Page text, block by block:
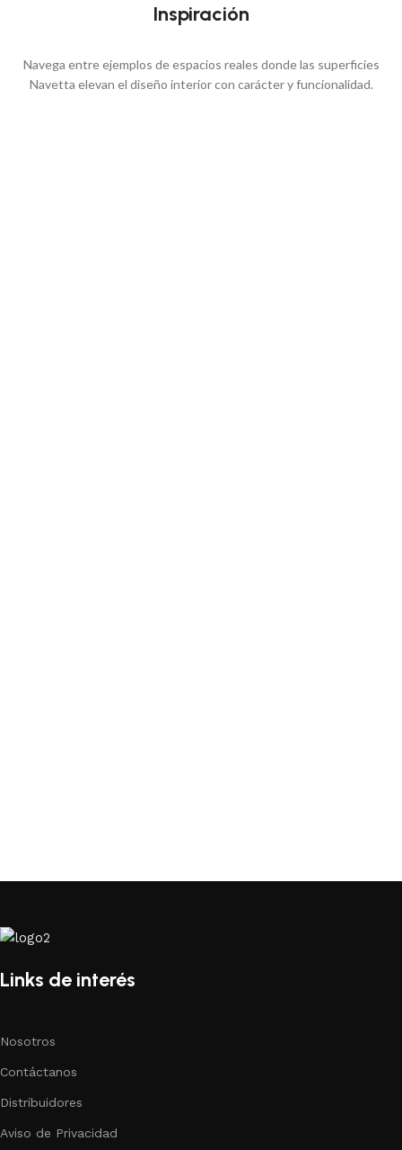
Inspiración
Navega entre ejemplos de espacios reales donde las superficies
Navetta elevan el diseño interior con carácter y funcionalidad.
Links de interés
Nosotros
Contáctanos
Distribuidores
Aviso de Privacidad